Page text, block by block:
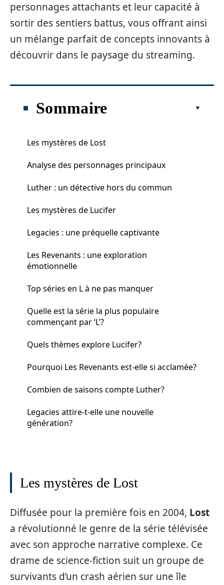
personnages attachants et leur capacité à
sortir des sentiers battus, vous offrant ainsi
un mélange parfait de concepts innovants à
découvrir dans le paysage du streaming.
Sommaire
Les mystères de Lost
Analyse des personnages principaux
Luther : un détective hors du commun
Les mystères de Lucifer
Legacies : une préquelle captivante
Les Revenants : une exploration
émotionnelle
Top séries en L à ne pas manquer
Quelle est la série la plus populaire
commençant par ‘L’?
Quels thèmes explore Lucifer?
Pourquoi Les Revenants est-elle si acclamée?
Combien de saisons compte Luther?
Legacies attire-t-elle une nouvelle
génération?
Les mystères de Lost
Diffusée pour la première fois en 2004, Lost
a révolutionné le genre de la série télévisée
avec son approche narrative complexe. Ce
drame de science-fiction suit un groupe de
survivants d’un crash aérien sur une île